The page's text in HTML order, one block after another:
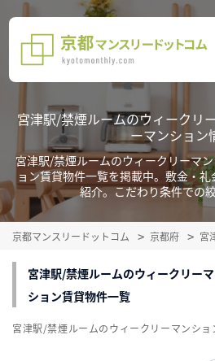
宮津駅/禁煙ルームのウィークリ
ーマンション
宮津駅/禁煙ルームのウィークリーマ
ョン賃貸物件一覧を掲載中。敷金・
紹介。こだわり条件での
京都マンスリードットコム 京都府 宮
宮津駅/禁煙ルームのウィークリー
ション賃貸物件一覧